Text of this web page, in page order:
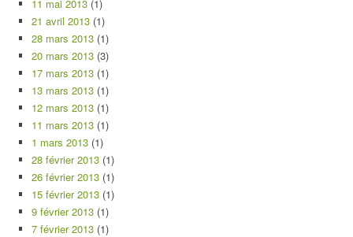
11 mai 2013 (1)
21 avril 2013 (1)
28 mars 2013 (1)
20 mars 2013 (3)
17 mars 2013 (1)
13 mars 2013 (1)
12 mars 2013 (1)
11 mars 2013 (1)
1 mars 2013 (1)
28 février 2013 (1)
26 février 2013 (1)
15 février 2013 (1)
9 février 2013 (1)
7 février 2013 (1)